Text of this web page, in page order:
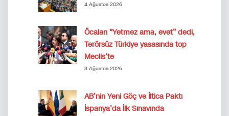
4 Ağustos 2026
Öcalan “Yetmez ama, evet” dedi,
Terörsüz Türkiye yasasında top
Meclis’te
3 Ağustos 2026
AB’nin Yeni Göç ve İltica Paktı
İspanya’da İlk Sınavında